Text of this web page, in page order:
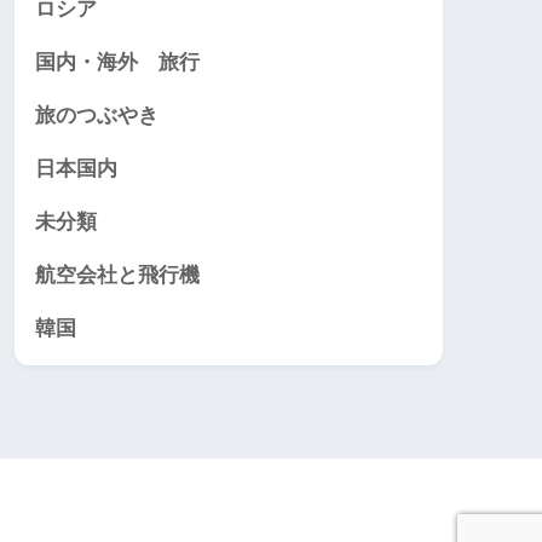
ロシア
国内・海外 旅行
旅のつぶやき
日本国内
未分類
航空会社と飛行機
韓国